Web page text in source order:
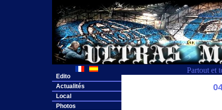
Partout et
Edito
Actualités
Local
Photos